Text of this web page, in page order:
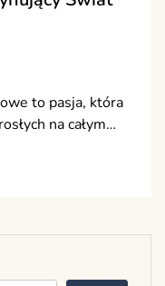
to pasja, która
na całym…